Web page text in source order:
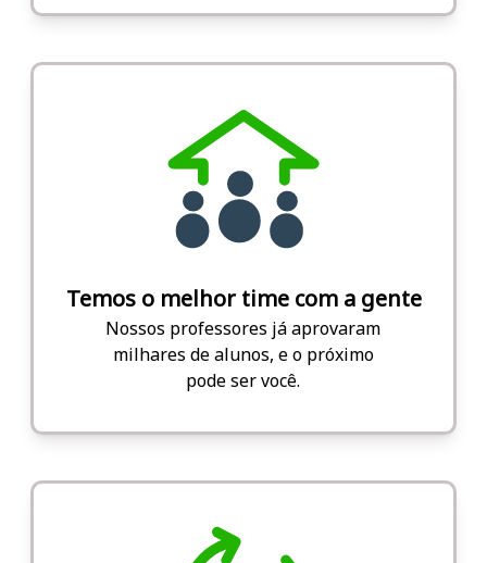
Temos o melhor time com a gente
Nossos professores já aprovaram
milhares de alunos, e o próximo
pode ser você.